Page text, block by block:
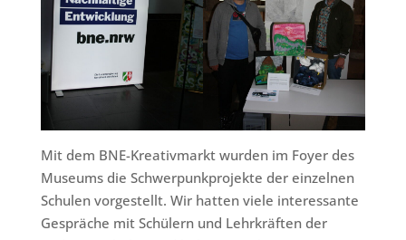
Mit dem BNE-Kreativmarkt wurden im Foyer des
Museums die Schwerpunkprojekte der einzelnen
Schulen vorgestellt. Wir hatten viele interessante
Gespräche mit Schülern und Lehrkräften der